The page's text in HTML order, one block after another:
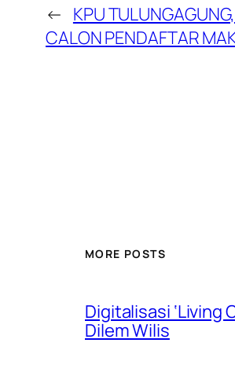
← KPU
CALON PENDAFTAR
MORE POSTS
Digitalisasi ‘Living
Dilem Wilis